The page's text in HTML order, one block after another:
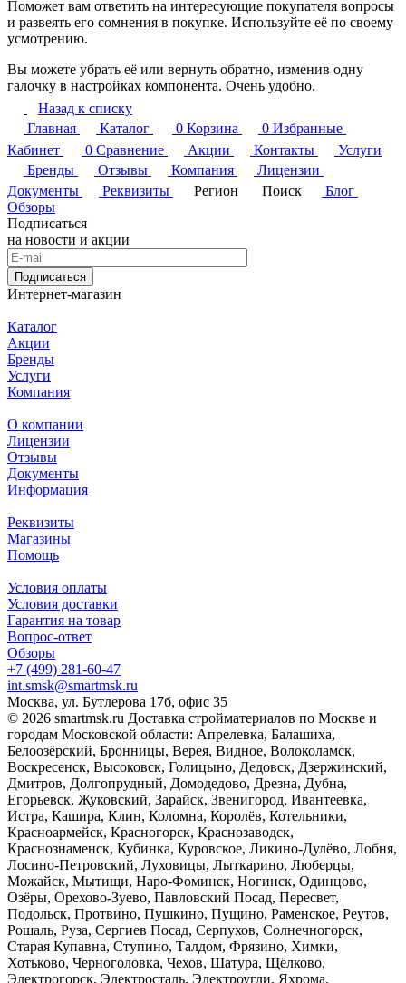
Поможет вам ответить на интересующие покупателя вопросы
и развеять его сомнения в покупке. Используйте её по своему
усмотрению.
Вы можете убрать её или вернуть обратно, изменив одну
галочку в настройках компонента. Очень удобно.
Назад к списку
Главная
Каталог 0 Корзина 0 Избранные
Кабинет
0 Сравнение Акции Контакты
Услуги
Бренды
Отзывы Компания
Лицензии
Документы
Реквизиты Регион Поиск
Блог
Обзоры
Подписаться
на новости и акции
Подписаться
Интернет-магазин
Каталог
Акции
Бренды
Услуги
Компания
О компании
Лицензии
Отзывы
Документы
Информация
Реквизиты
Магазины
Помощь
Условия оплаты
Условия доставки
Гарантия на товар
Вопрос-ответ
Обзоры
+7 (499) 281-60-47
int.smsk@smartmsk.ru
Москва, ул. Бутлерова 17б, офис 35
© 2026 smartmsk.ru Доставка стройматериалов по Москве и
городам Московской области: Апрелевка, Балашиха,
Белоозёрский, Бронницы, Верея, Видное, Волоколамск,
Воскресенск, Высоковск, Голицыно, Дедовск, Дзержинский,
Дмитров, Долгопрудный, Домодедово, Дрезна, Дубна,
Егорьевск, Жуковский, Зарайск, Звенигород, Ивантеевка,
Истра, Кашира, Клин, Коломна, Королёв, Котельники,
Красноармейск, Красногорск, Краснозаводск,
Краснознаменск, Кубинка, Куровское, Ликино-Дулёво, Лобня,
Лосино-Петровский, Луховицы, Лыткарино, Люберцы,
Можайск, Мытищи, Наро-Фоминск, Ногинск, Одинцово,
Озёры, Орехово-Зуево, Павловский Посад, Пересвет,
Подольск, Протвино, Пушкино, Пущино, Раменское, Реутов,
Рошаль, Руза, Сергиев Посад, Серпухов, Солнечногорск,
Старая Купавна, Ступино, Талдом, Фрязино, Химки,
Хотьково, Черноголовка, Чехов, Шатура, Щёлково,
Электрогорск, Электросталь, Электроугли, Яхрома.